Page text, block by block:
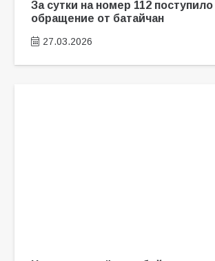
За сутки на номер 112 поступило
обращение от батайчан
27.03.2026